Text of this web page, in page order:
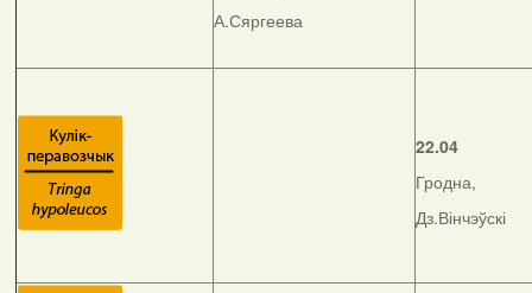
А.Сяргеева
22.04
Гродна,
Дз.Вінчэўскі